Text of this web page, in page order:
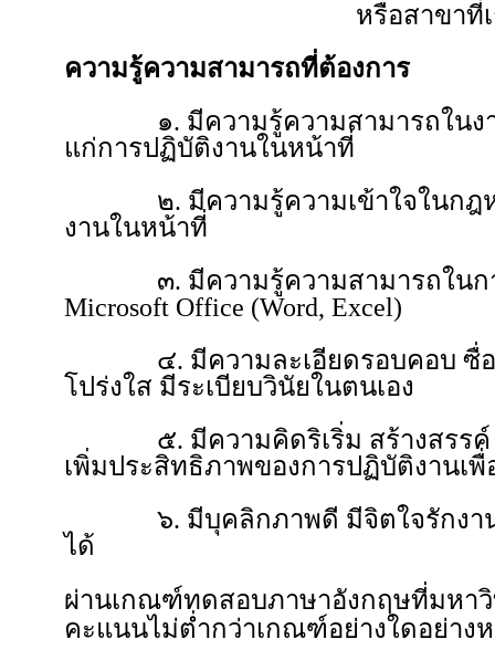
หรือสาขาที่เกี่ยวข้องกั
ความรู้ความสามารถที่ต้องการ
๑. มีความรู้ความสามารถในงาน
แก่การปฏิบัติงานในหน้าที่
๒. มีความรู้ความเข้าใจในกฎห
งานในหน้าที่
๓. มีความรู้ความสามารถในการ
Microsoft Office (Word, Excel)
๔. มีความละเอียดรอบคอบ ซื่อสั
โปร่งใส มีระเบียบวินัยในตนเอง
๕. มีความคิดริเริ่ม สร้างสรรค์ มี
เพิ่มประสิทธิภาพของการปฏิบัติงานเพื่
๖. มีบุคลิกภาพดี มีจิตใจรักงานบ
ได้
ผ่านเกณฑ์ทดสอบภาษาอังกฤษที่มหา
คะแนนไม่ต่ำกว่าเกณฑ์อย่างใดอย่าง